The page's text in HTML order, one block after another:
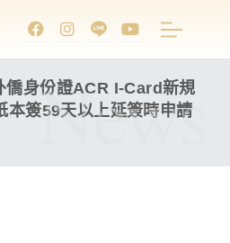
僑身份證ACR I-Card新規
本簽59天以上延簽時申請
News